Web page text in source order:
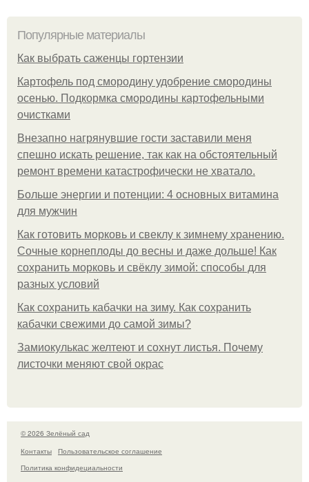
Популярные материалы
Как выбрать саженцы гортензии
Картофель под смородину удобрение смородины
осенью. Подкормка смородины картофельными
очистками
Внезапно нагрянувшие гости заставили меня
спешно искать решение, так как на обстоятельный
ремонт времени катастрофически не хватало.
Больше энергии и потенции: 4 основных витамина
для мужчин
Как готовить морковь и свеклу к зимнему хранению.
Сочные корнеплоды до весны и даже дольше! Как
сохранить морковь и свёклу зимой: способы для
разных условий
Как сохранить кабачки на зиму. Как сохранить
кабачки свежими до самой зимы?
Замиокулькас желтеют и сохнут листья. Почему
листочки меняют свой окрас
© 2026 Зелёный сад
Контакты
Пользовательское соглашение
Политика конфидециальности